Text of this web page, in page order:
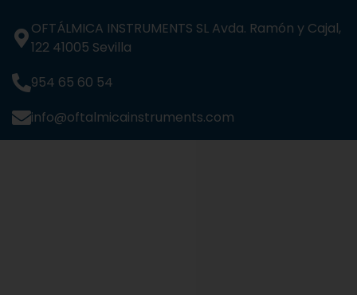
OFTÁLMICA INSTRUMENTS SL Avda. Ramón y Cajal,
122 41005 Sevilla
954 65 60 54
info@oftalmicainstruments.com